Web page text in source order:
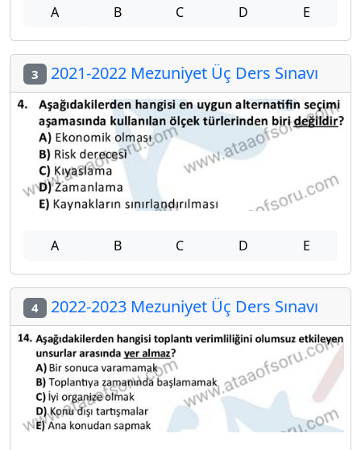
A B C D E
3 2021-2022 Mezuniyet Üç Ders Sınavı
A B C D E
4 2022-2023 Mezuniyet Üç Ders Sınavı